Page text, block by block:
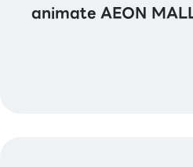
animate AEON